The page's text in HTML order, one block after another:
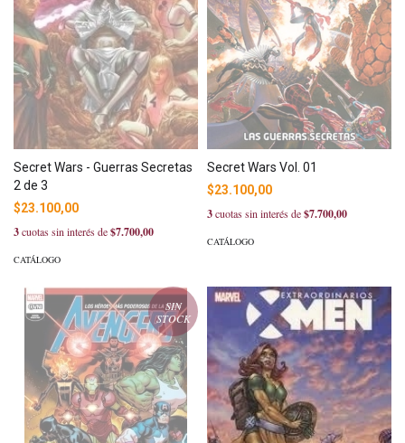
Secret Wars - Guerras Secretas
2 de 3
$23.100,00
3cuotas sin interés de$7.700,00
CATÁLOGO
Secret Wars Vol. 01
$23.100,00
3cuotas sin interés de$7.700,00
CATÁLOGO
SIN
STOCK